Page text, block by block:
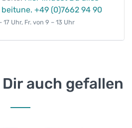
beitune. +49 (0)7662 94 90
17 Uhr, Fr. von 9 – 13 Uhr
auch gefallen